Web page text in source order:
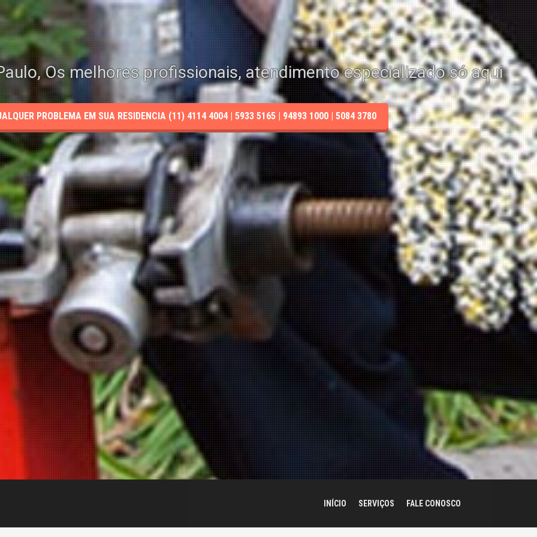
Os melhores profissionais, atendimento especializado só aqui
PROBLEMA EM SUA RESIDENCIA (11) 4114 4004 | 5933 5165 | 94893 1000 | 5084 3780
INÍCIO SERVIÇOS FALE CONOSCO